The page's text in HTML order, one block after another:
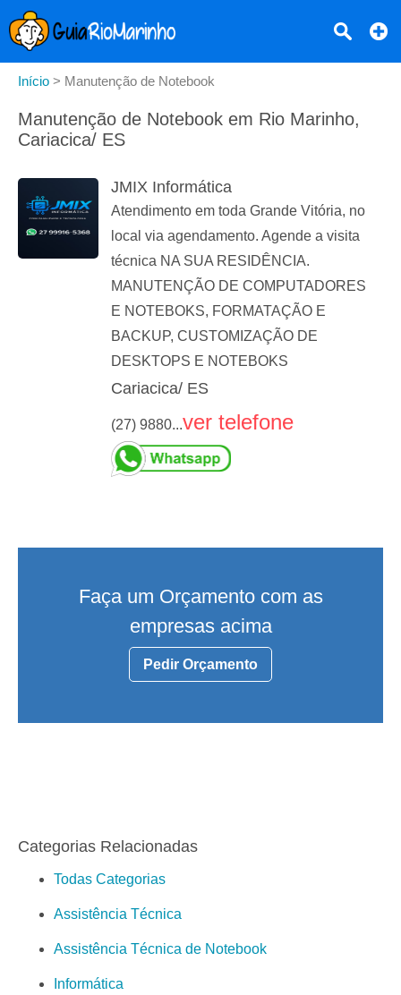
Início > Manutenção de Notebook
Manutenção de Notebook em Rio Marinho,
Cariacica/ ES
JMIX Informática
Atendimento em toda Grande Vitória, no
local via agendamento. Agende a visita
técnica NA SUA RESIDÊNCIA.
MANUTENÇÃO DE COMPUTADORES
E NOTEBOKS, FORMATAÇÃO E
BACKUP, CUSTOMIZAÇÃO DE
DESKTOPS E NOTEBOKS
Cariacica/ ES
(27) 9880...ver telefone
Faça um Orçamento com as
empresas acima
Pedir Orçamento
Categorias Relacionadas
Todas Categorias
Assistência Técnica
Assistência Técnica de Notebook
Informática